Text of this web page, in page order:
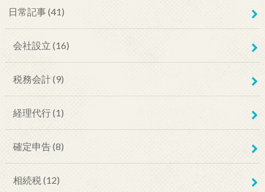
日常記事(41)
会社設立 (16)
税務会計(9)
経理代行(1)
確定申告(8)
相続税(12)